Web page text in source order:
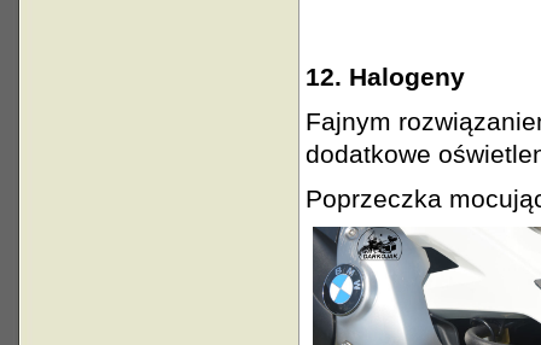
12. Halogeny
Fajnym
dodatkowe
Poprzeczka